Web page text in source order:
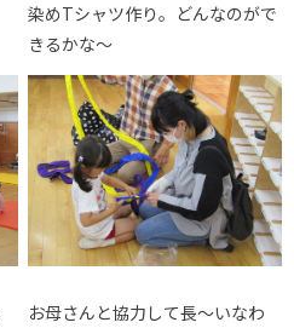
染めTシャツ作り。どんなのがで
きるかな～
お母さんと協力して長～いなわ